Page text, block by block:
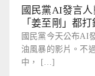
國民黨AI發言
「姜至剛」都打
國民黨今天公布AI
油風暴的影片。不
中， […]